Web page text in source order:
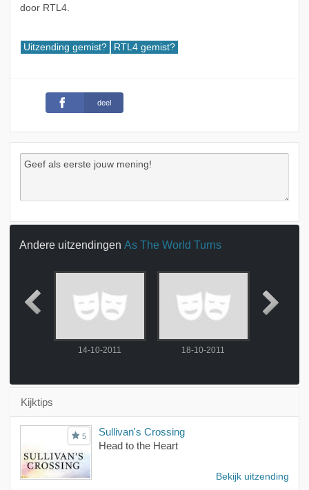
door RTL4.
Uitzending gemist? RTL4 gemist?
deel
Andere uitzendingen As The World Turns
14-10-2011 18-10-2011
Kijktips
5
Sullivan's Crossing
Head to the Heart
Bekijk uitzending